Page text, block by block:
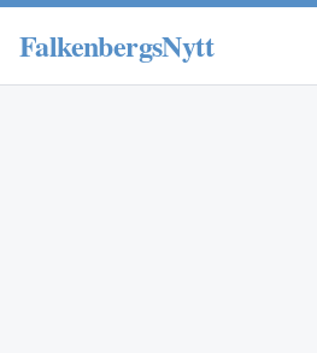
FalkenbergsNytt